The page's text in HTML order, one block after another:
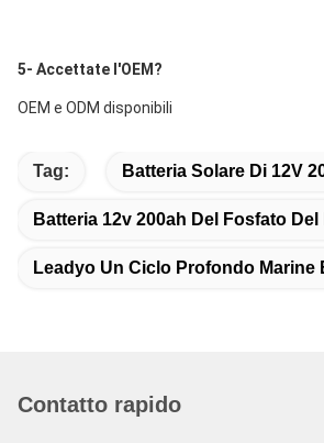
5- Accettate l'OEM?
OEM e ODM disponibili
Tag: Batteria Solare Di 12V
Batteria 12v 200ah Del Fosfato
Leadyo Un Ciclo Profondo Marine
Contatto rapido